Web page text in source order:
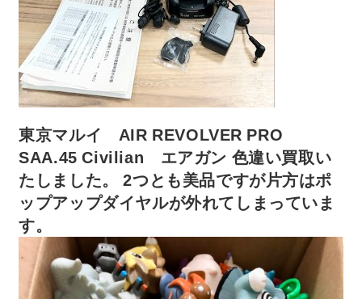
東京マルイ AIR REVOLVER PRO
SAA.45 Civilian エアガン 色違い買取い
たしました。 2つとも美品ですが片方はポ
ップアップダイヤルが外れてしまっていま
す。